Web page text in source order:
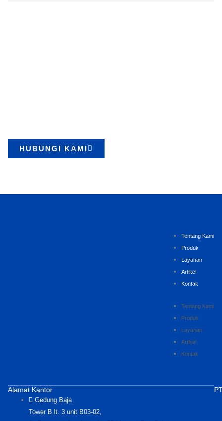
HUBUNGI KAMI
Tentang Kami
Produk
Layanan
Artikel
Kontak
Tentang Kami
Produk
Layanan
Artikel
Kontak
Alamat Kantor
Gedung Baja
Tower B lt. 3 unit B03-02,